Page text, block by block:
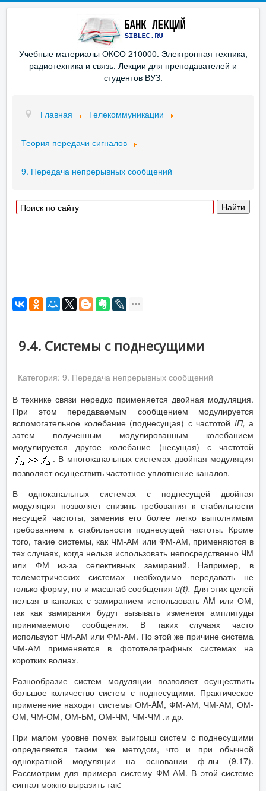
Учебные материалы ОКСО 210000. Электронная техника,
радиотехника и связь. Лекции для преподавателей и
студентов ВУЗ.
Главная Телекоммуникации
Теория передачи сигналов
9. Передача непрерывных сообщений
9.4. Системы с поднесущими
Категория: 9. Передача непрерывных сообщений
В технике связи нередко применяется двойная модуляция.
При этом передаваемым сообщением модулируется
вспомогательное колебание (поднесущая) с частотой fП, а
затем полученным модулированным колебанием
модулируется другое колебание (несущая) с частотой
. В многоканальных системах двойная модуляция
позволяет осуществить частотное уплотнение каналов.
В одноканальных системах с поднесущей двойная
модуляция позволяет снизить требования к стабильности
несущей частоты, заменив его более легко выполнимым
требованием к стабильности поднесущей частоты. Кроме
того, такие системы, как ЧМ-АМ или ФМ-АМ, применяются в
тех случаях, когда нельзя использовать непосредственно ЧМ
или ФМ из-за селективных замираний. Например, в
телеметрических системах необходимо передавать не
только форму, но и масштаб сообщенияu(t). Для этих целей
нельзя в каналах с замиранием использовать AM или ОМ,
так как замирания будут вызывать изменеия амплитуды
принимаемого сообщения. В таких случаях часто
используют ЧМ-АМ или ФМ-АМ. По этой же причине система
ЧМ-АМ применяется в фототелеграфных системах на
коротких волнах.
Разнообразие систем модуляции позволяет осуществить
большое количество систем с поднесущими. Практическое
применение находят системы ОМ-AM, ФМ-АМ, ЧМ-АМ, ОМ-
ОМ, ЧМ-ОМ, ОМ-БМ, ОМ-ЧМ, ЧМ-ЧМ .и др.
При малом уровне помех выигрыш систем с поднесущими
определяется таким же методом, что и при обычной
однократной модуляции на основании ф-лы (9.17).
Рассмотрим для примера систему ФМ-АМ. В этой системе
сигнал можно выразить так: